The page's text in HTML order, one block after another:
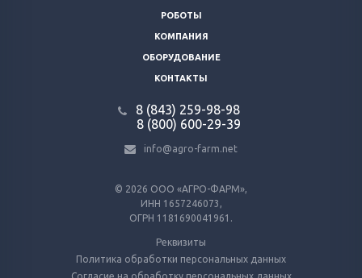
© 2026 ООО «АГРО-ФАРМ»,
ИНН 1657246073,
ОГРН 1181690041961.
Реквизиты
Политика обработки персональных данных
Согласие на обработку персональных данных
РОБОТЫ
КОМПАНИЯ
ОБОРУДОВАНИЕ
КОНТАКТЫ
8 (843) 259-98-98
8 (800) 600-29-39
info@agro-farm.net